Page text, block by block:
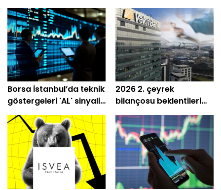
Borsa İstanbul’da teknik
göstergeleri 'AL' sinyali
veren 8 hisse
2026 2. çeyrek
bilançosu beklentileri
aşan VAKBN için hedef
fiyatlar!